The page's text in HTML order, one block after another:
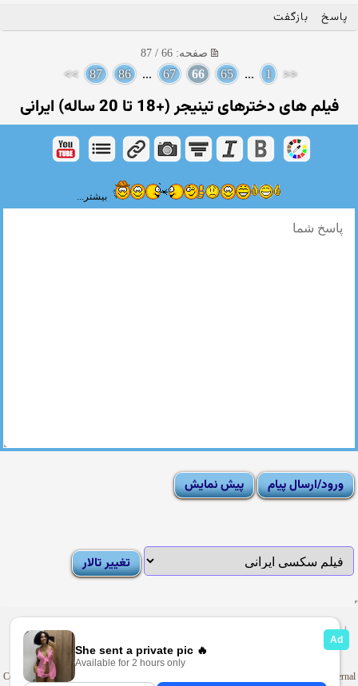
پاسخ بازگفت
صفحه: 66 / 87
<<
1
...
65
66
67
...
86
87
>>
فیلم های دخترهای تینیجر (+18 تا 20 ساله) ایرانی
بیشتر...
Moderator List |
Sexy Pictures Archive
Adult Forums
Copyright © 2009-2025
. Looti Forums is not responsible for the content of external